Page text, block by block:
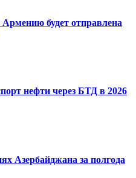
будет отправлена
нефти через БТД в 2026
Азербайджана за полгода